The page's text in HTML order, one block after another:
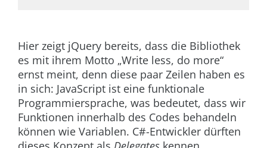
Hier zeigt jQuery bereits, dass die Bibliothek
es mit ihrem Motto „Write less, do more“
ernst meint, denn diese paar Zeilen haben es
in sich: JavaScript ist eine funktionale
Programmiersprache, was bedeutet, dass wir
Funktionen innerhalb des Codes behandeln
können wie Variablen. C#-Entwickler dürften